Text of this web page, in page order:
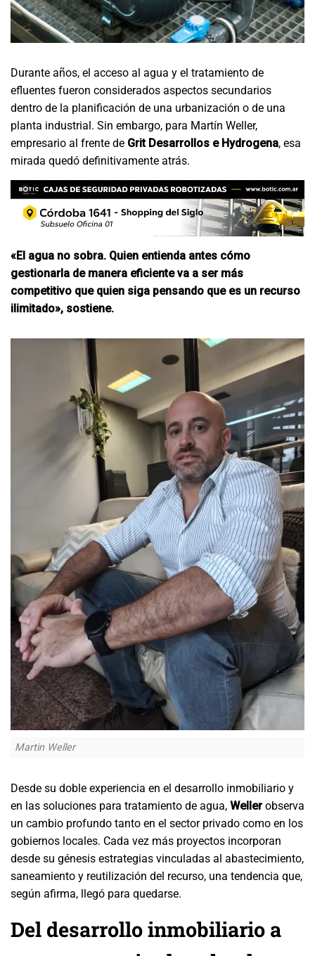
Durante años, el acceso al agua y el tratamiento de
efluentes fueron considerados aspectos secundarios
dentro de la planificación de una urbanización o de una
planta industrial. Sin embargo, para Martín Weller,
empresario al frente de Grit Desarrollos e Hydrogena, esa
mirada quedó definitivamente atrás.
«El agua no sobra. Quien entienda antes cómo
gestionarla de manera eficiente va a ser más
competitivo que quien siga pensando que es un recurso
ilimitado», sostiene.
Martin Weller
Desde su doble experiencia en el desarrollo inmobiliario y
en las soluciones para tratamiento de agua, Wellerobserva
un cambio profundo tanto en el sector privado como en los
gobiernos locales. Cada vez más proyectos incorporan
desde su génesis estrategias vinculadas al abastecimiento,
saneamiento y reutilización del recurso, una tendencia que,
según afirma, llegó para quedarse.
Del desarrollo inmobiliario a